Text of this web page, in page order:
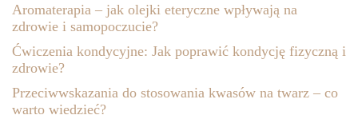
Aromaterapia – jak olejki eteryczne wpływają na
zdrowie i samopoczucie?
Ćwiczenia kondycyjne: Jak poprawić kondycję fizyczną i
zdrowie?
Przeciwwskazania do stosowania kwasów na twarz – co
warto wiedzieć?